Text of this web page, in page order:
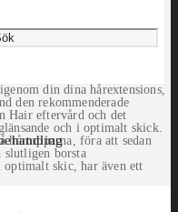
som ser till att det inte
din dina hårextensions,
den rekommenderade
Hair eftervård och det
och i optimalt skick.
hårtopparna, föra att sedan
slutligen borsta
optimalt skic, har även ett